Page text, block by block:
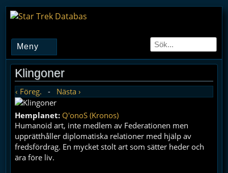
Klingoner
‹ Föreg. - Nästa ›
Hemplanet: Q'onoS (Kronos)
Humanoid art, inte medlem av Federationen men
upprätthåller diplomatiska relationer med hjälp av
fredsfördrag. En mycket stolt art som sätter heder och
ära före liv.
Meny